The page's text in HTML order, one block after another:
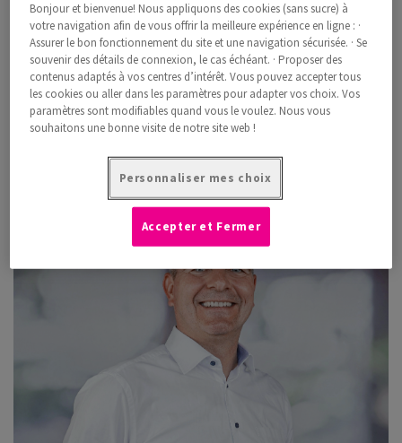
E-Mail senden
Kontakt downloaden
Bonjour et bienvenue! Nous appliquons des cookies (sans sucre) à
votre navigation afin de vous offrir la meilleure expérience en ligne : ·
Assurer le bon fonctionnement du site et une navigation sécurisée. · Se
souvenir des détails de connexion, le cas échéant. · Proposer des
contenus adaptés à vos centres d’intérêt. Vous pouvez accepter tous
les cookies ou aller dans les paramètres pour adapter vos choix. Vos
paramètres sont modifiables quand vous le voulez. Nous vous
souhaitons une bonne visite de notre site web !
Personnaliser mes choix
Accepter et Fermer